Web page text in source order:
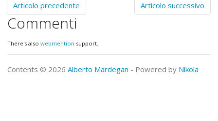
Articolo precedente Articolo successivo
Commenti
There's also webmention support.
Contents © 2026 Alberto Mardegan - Powered by Nikola